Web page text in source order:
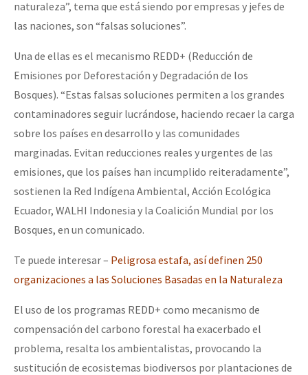
Niñxs
MULTIMEDIA
Fotorreportaje
Video
Otras secciones
Semillero Guerra contra la Humanidad. (Las poblaciones y
la naturaleza bajo asedio)
Libros para descargar
Medios Libres
Contacto
Se o México sabe, que o mundo saiba! Nossas lutas pela
[25 abr – CDMX] Tokín por el CNI: 30 años de Resistencia y
naturaleza”, tema que está siendo por empresas y jefes de
las naciones, son “falsas soluciones”.
Una de ellas es el mecanismo REDD+ (Reducción de
Emisiones por Deforestación y Degradación de los
Bosques). “Estas falsas soluciones permiten a los grandes
contaminadores seguir lucrándose, haciendo recaer la carga
sobre los países en desarrollo y las comunidades
marginadas. Evitan reducciones reales y urgentes de las
emisiones, que los países han incumplido reiteradamente”,
sostienen la Red Indígena Ambiental, Acción Ecológica
Ecuador, WALHI Indonesia y la Coalición Mundial por los
Bosques, en un comunicado.
Te puede interesar – Peligrosa estafa, así definen 250
organizaciones a las Soluciones Basadas en la Naturaleza
El uso de los programas REDD+ como mecanismo de
compensación del carbono forestal ha exacerbado el
problema, resalta los ambientalistas, provocando la
sustitución de ecosistemas biodiversos por plantaciones de